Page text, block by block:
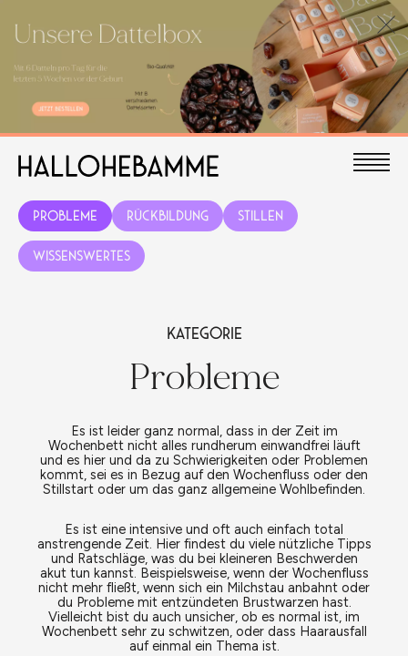
Probleme Rückbildung Stillen
Wissenswertes
Kategorie
Probleme
Es ist leider ganz normal, dass in der Zeit im
Wochenbett nicht alles rundherum einwandfrei läuft
und es hier und da zu Schwierigkeiten oder Problemen
kommt, sei es in Bezug auf den Wochenfluss oder den
Stillstart oder um das ganz allgemeine Wohlbefinden.
Es ist eine intensive und oft auch einfach total
anstrengende Zeit. Hier findest du viele nützliche Tipps
und Ratschläge, was du bei kleineren Beschwerden
akut tun kannst. Beispielsweise, wenn der Wochenfluss
nicht mehr fließt, wenn sich ein Milchstau anbahnt oder
du Probleme mit entzündeten Brustwarzen hast.
Vielleicht bist du auch unsicher, ob es normal ist, im
Wochenbett sehr zu schwitzen, oder dass Haarausfall
auf einmal ein Thema ist.